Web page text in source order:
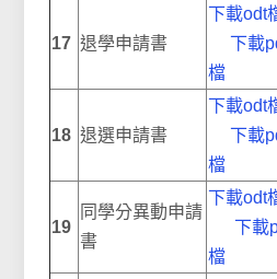
17 退學申請書
下載odt
下載
檔
18 退選申請書
下載odt
下載
檔
19
同學分異動申請
書
下載odt
下載
檔